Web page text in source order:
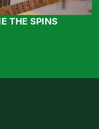
THE SPINS